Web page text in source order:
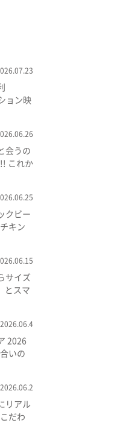
ョン映
会うの
これか
クビー
キン
サイズ
とスマ
2026.06.4
2026
いの
2026.06.2
リアル
だわ